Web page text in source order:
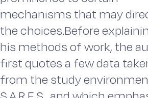
mechanisms that may
the choices.Before
his methods of work, the
first quotes a few data
from the study